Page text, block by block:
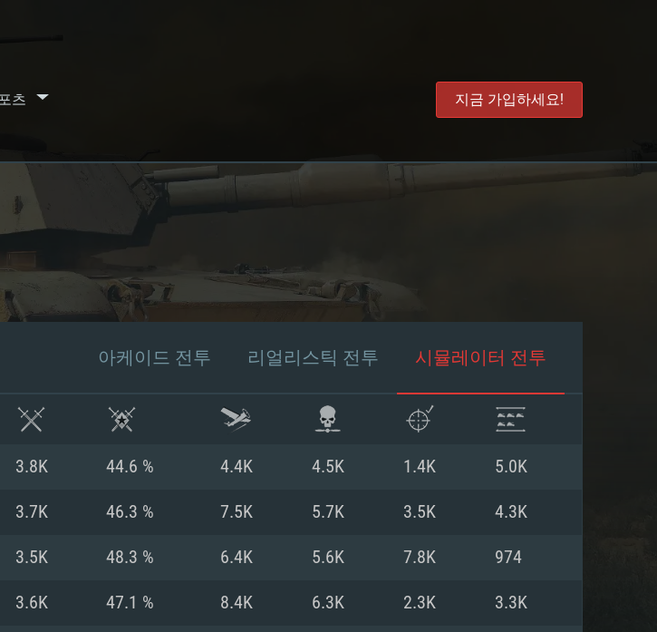
츠 지금 가입하세요!
아케이드 전투 리얼리스틱 전투 시뮬레이터 전투
3.8K 44.6 % 4.4K 4.5K 1.4K 5.0K
3.7K 46.3 % 7.5K 5.7K 3.5K 4.3K
3.5K 48.3 % 6.4K 5.6K 7.8K 974
3.6K 47.1 % 8.4K 6.3K 2.3K 3.3K